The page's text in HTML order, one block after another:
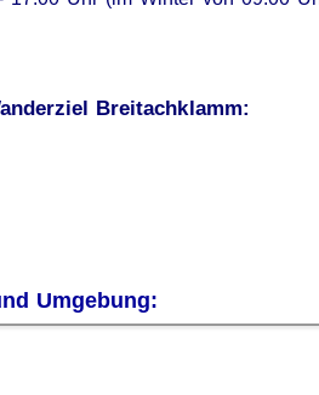
Breitachklamm:
Umgebung: